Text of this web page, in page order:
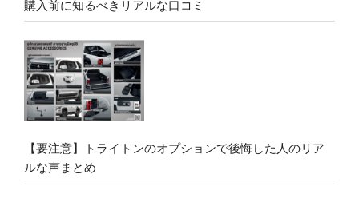
購入前に知るべきリアルな口コミ
【要注意】トライトンのオプションで後悔した人のリア
ルな声まとめ